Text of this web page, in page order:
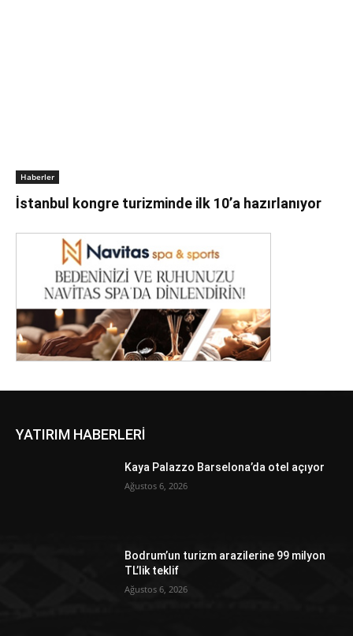
Haberler
İstanbul kongre turizminde ilk 10’a hazırlanıyor
YATIRIM HABERLERİ
Kaya Palazzo Barselona’da otel açıyor
Ağustos 6, 2026
Bodrum’un turizm arazilerine 99 milyon
TL’lik teklif
Ağustos 6, 2026